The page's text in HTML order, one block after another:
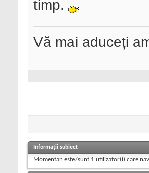
timp.
Vă mai aduceți
Informații subiect
Momentan este/sunt 1 utilizator(i) care